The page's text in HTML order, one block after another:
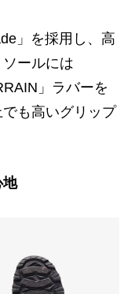
」を採用し、高
ールには
」ラバーを
も高いグリップ
地